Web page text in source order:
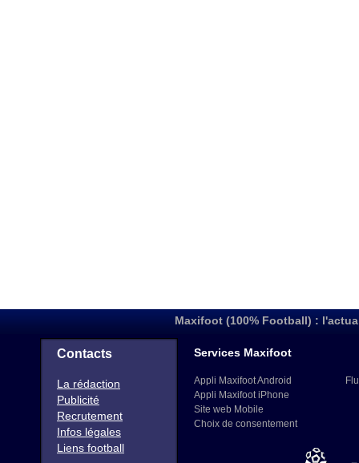
Maxifoot (100% Football) :
Contacts
La rédaction
Publicité
Recrutement
Infos légales
Liens football
Services Maxifoot
Appli Maxifoot Android
Appli Maxifoot iPhone
Site web Mobile
Choix de consentement